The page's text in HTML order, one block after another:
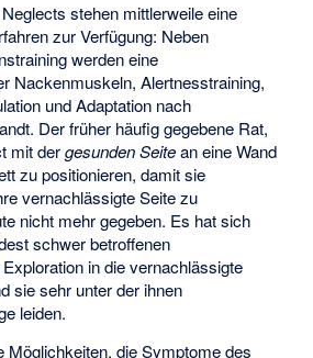
stehen mittlerweile eine
zur Verfügung: Neben
werden eine
Nackenmuskeln, Alertnesstraining,
und Adaptation nach
Der früher häufig gegebene Rat,
mit dergesunden Seitean eine Wand
zu positionieren, damit sie
vernachlässigte Seite zu
nicht mehr gegeben. Es hat sich
schwer betroffenen
in die vernachlässigte
sie sehr unter der ihnen
leiden.
Möglichkeiten, die Symptome des